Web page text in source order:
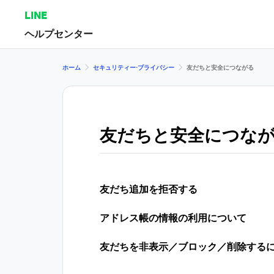
LINE
ヘルプセンター
ホーム セキュリティー⋅プライバシー 友だちと安全につながる
友だちと安全につな
友だち追加を拒否する
アドレス帳の情報の利用について
友だちを非表示／ブロック／削除する